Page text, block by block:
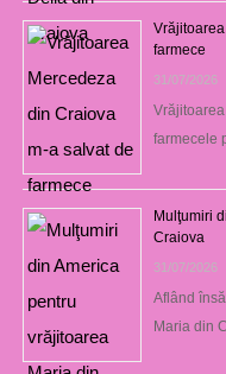
farmece
31/07/2026
farmecele
Mulţumiri
Craiova
31/07/2026
Aflând
Maria din